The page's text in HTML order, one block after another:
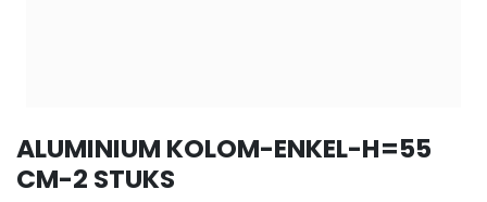
ALUMINIUM KOLOM-ENKEL-H=55
CM-2 STUKS